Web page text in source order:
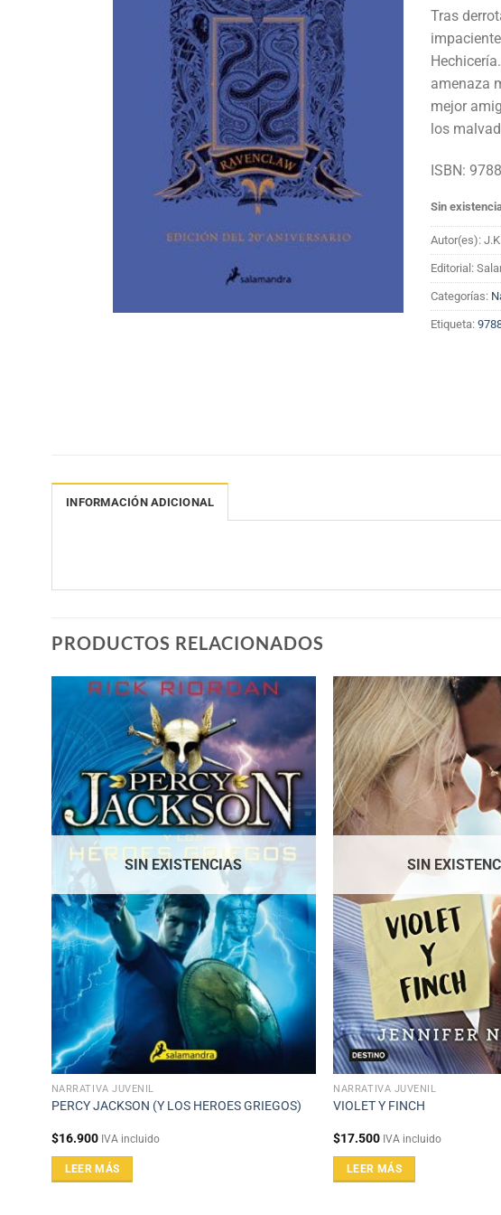
Tras
amenaza
mejor
los
ISBN:
Sin
Autor(es):
Editorial:
Categorías:
Etiqueta:
INFORMACIÓN ADICIONAL
PRODUCTOS RELACIONADOS
SIN EXISTENCIAS
NARRATIVA JUVENIL
PERCY JACKSON (Y LOS HEROES GRIEGOS)
$16.900 IVA incluido
LEER MÁS
SIN
NARRATIVA JUVENIL
VIOLET Y FINCH
$17.500 IVA incluido
LEER MÁS